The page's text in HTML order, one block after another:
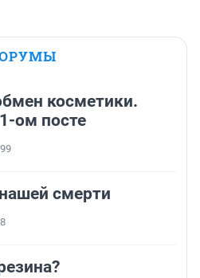
косметики.
ом посте
смерти